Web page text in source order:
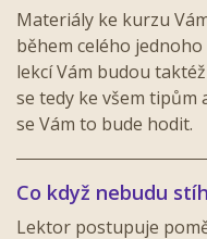
Materiály ke kurzu
během celého
lekcí Vám budou
se tedy ke všem
se Vám to bude hodit.
Co když nebudu
Lektor postupuje